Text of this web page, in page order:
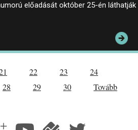
előadását október 25-én láthatják
22 23
24
28 29 30
Tovább